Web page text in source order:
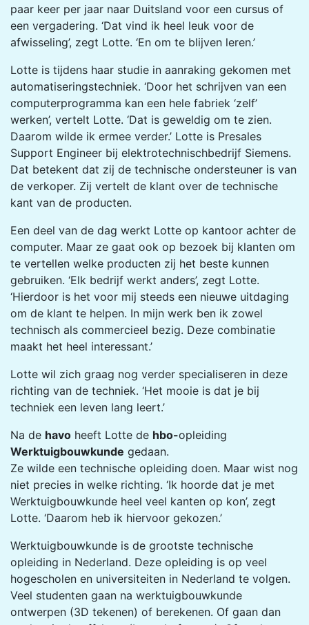
paar keer per jaar naar Duitsland voor een cursus of
een vergadering. ‘Dat vind ik heel leuk voor de
afwisseling’, zegt Lotte. ‘En om te blijven leren.’
Lotte is tijdens haar studie in aanraking gekomen met
automatiseringstechniek. ‘Door het schrijven van een
computerprogramma kan een hele fabriek ‘zelf’
werken’, vertelt Lotte. ‘Dat is geweldig om te zien.
Daarom wilde ik ermee verder.’ Lotte is Presales
Support Engineer bij elektrotechnischbedrijf Siemens.
Dat betekent dat zij de technische ondersteuner is van
de verkoper. Zij vertelt de klant over de technische
kant van de producten.
Een deel van de dag werkt Lotte op kantoor achter de
computer. Maar ze gaat ook op bezoek bij klanten om
te vertellen welke producten zij het beste kunnen
gebruiken. ‘Elk bedrijf werkt anders’, zegt Lotte.
‘Hierdoor is het voor mij steeds een nieuwe uitdaging
om de klant te helpen. In mijn werk ben ik zowel
technisch als commercieel bezig. Deze combinatie
maakt het heel interessant.’
Lotte wil zich graag nog verder specialiseren in deze
richting van de techniek. ‘Het mooie is dat je bij
techniek een leven lang leert.’
Na de havo heeft Lotte de hbo-opleiding
Werktuigbouwkunde gedaan.
Ze wilde een technische opleiding doen. Maar wist nog
niet precies in welke richting. ‘Ik hoorde dat je met
Werktuigbouwkunde heel veel kanten op kon’, zegt
Lotte. ‘Daarom heb ik hiervoor gekozen.’
Werktuigbouwkunde is de grootste technische
opleiding in Nederland. Deze opleiding is op veel
hogescholen en universiteiten in Nederland te volgen.
Veel studenten gaan na werktuigbouwkunde
ontwerpen (3D tekenen) of berekenen. Of gaan dan